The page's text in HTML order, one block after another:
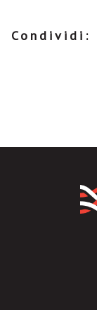
Condividi: